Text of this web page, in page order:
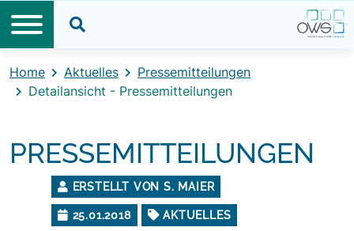
Home Aktuelles
Pressemitteilungen
Detailansicht - Pressemitteilungen
PRESSEMITTEILUNGEN
ERSTELLT VON S. MAIER
25.01.2018 AKTUELLES